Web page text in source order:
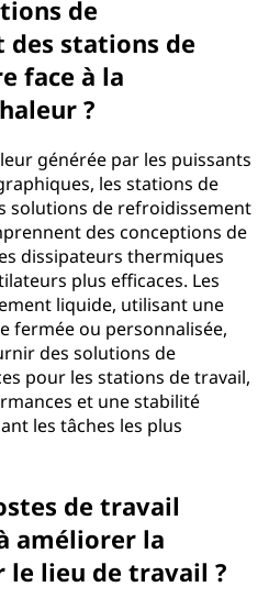
de
stations de
face à la
?
générée par les puissants
les stations de
solutions de refroidissement
des conceptions de
dissipateurs thermiques
plus efficaces. Les
liquide, utilisant une
fermée ou personnalisée,
des solutions de
pour les stations de travail,
et une stabilité
les tâches les plus
de travail
améliorer la
lieu de travail ?